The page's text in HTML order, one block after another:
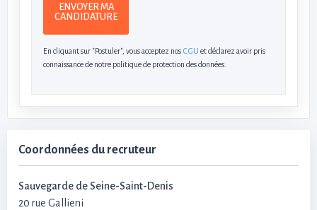
ENVOYER MA
CANDIDATURE
En cliquant sur "Postuler", vous acceptez nos CGU et déclarez avoir pris
connaissance de notre politique de protection des données.
Coordonnées du recruteur
Sauvegarde de Seine-Saint-Denis
20 rue Gallieni